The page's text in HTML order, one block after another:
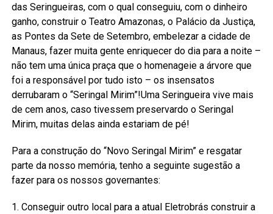
das Seringueiras, com o qual conseguiu, com o dinheiro
ganho, construir o Teatro Amazonas, o Palácio da Justiça,
as Pontes da Sete de Setembro, embelezar a cidade de
Manaus, fazer muita gente enriquecer do dia para a noite –
não tem uma única praça que o homenageie a árvore que
foi a responsável por tudo isto – os insensatos
derrubaram o “Seringal Mirim”!Uma Seringueira vive mais
de cem anos, caso tivessem preservardo o Seringal
Mirim, muitas delas ainda estariam de pé!
Para a construção do “Novo Seringal Mirim” e resgatar
parte da nosso memória, tenho a seguinte sugestão a
fazer para os nossos governantes:
1. Conseguir outro local para a atual Eletrobrás construir a